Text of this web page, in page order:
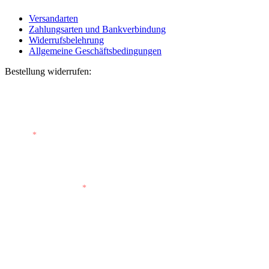
Versandarten
Zahlungsarten und Bankverbindung
Widerrufsbelehrung
Allgemeine Geschäftsbedingungen
Bestellung widerrufen:
*
*